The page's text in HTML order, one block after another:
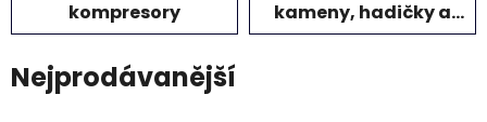
kompresory kameny, hadičky a
lišty
Nejprodávanější